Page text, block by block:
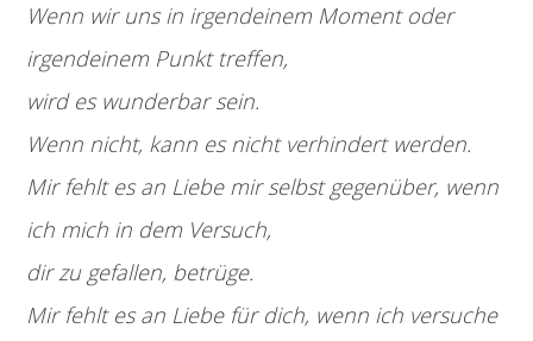
Wenn wir uns in irgendeinem Moment oder
irgendeinem Punkt treffen,
wird es wunderbar sein.
Wenn nicht, kann es nicht verhindert werden.
Mir fehlt es an Liebe mir selbst gegenüber, wenn
ich mich in dem Versuch,
dir zu gefallen, betrüge.
Mir fehlt es an Liebe für dich, wenn ich versuche